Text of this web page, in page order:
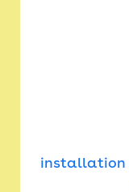
installation